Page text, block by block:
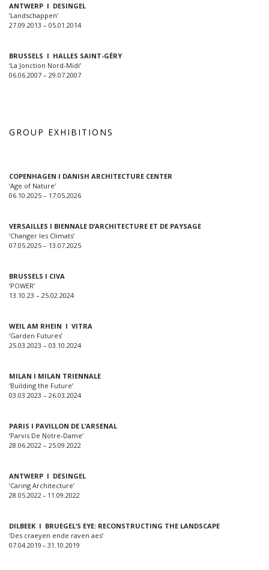
ANTWERP I DESINGEL
‘Landschappen’
27.09.2013 – 05.01.2014
BRUSSELS I HALLES SAINT-GÉRY
‘La Jonction Nord-Midi’
06.06.2007 – 29.07.2007
GROUP EXHIBITIONS
COPENHAGEN I DANISH ARCHITECTURE CENTER
‘Age of Nature’
06.10.2025 – 17.05.2026
VERSAILLES I BIENNALE D’ARCHITECTURE ET DE PAYSAGE
‘Changer les Climats’
07.05.2025 – 13.07.2025
BRUSSELS I CIVA
‘POWER’
13.10.23 – 25.02.2024
WEIL AM RHEIN I VITRA
‘Garden Futures’
25.03.2023 – 03.10.2024
MILAN I MILAN TRIENNALE
‘Building the Future’
03.03.2023 – 26.03.2024
PARIS I PAVILLON DE L’ARSENAL
‘Parvis De Notre-Dame’
28.06.2022 – 25.09.2022
ANTWERP I DESINGEL
‘Caring Architecture’
28.05.2022 – 11.09.2022
DILBEEK I BRUEGEL’S EYE: RECONSTRUCTING THE LANDSCAPE
‘Des craeyen ende raven aes’
07.04.2019 – 31.10.2019